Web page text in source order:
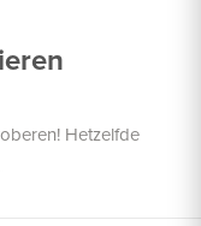
Hetzelfde